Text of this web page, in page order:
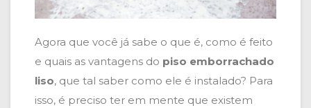
Agora que você já sabe o que é, como é feito
e quais as vantagens do piso emborrachado
liso, que tal saber como ele é instalado? Para
isso, é preciso ter em mente que existem